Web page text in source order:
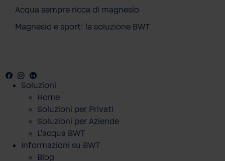
Acqua sempre ricca di magnesio
Magnesio e sport: la soluzione BWT
FacebookInstagram
Soluzioni
Home
Soluzioni per Privati
Soluzioni per Aziende
L'acqua BWT
Informazioni su BWT
Blog